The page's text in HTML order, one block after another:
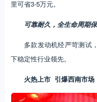
里可省3-5万元。
可靠耐久，全生命周期
多款发动机经严苛测试
下稳定性行业领先。
火热上市 引爆西南市场